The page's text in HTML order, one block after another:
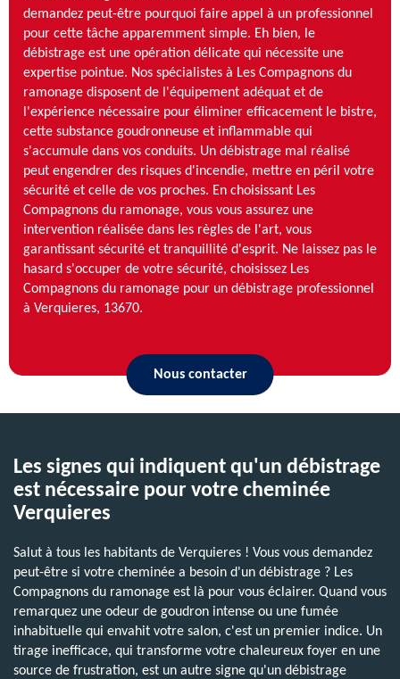
demandez peut-être pourquoi faire appel à un professionnel
pour cette tâche apparemment simple. Eh bien, le
débistrage est une opération délicate qui nécessite une
expertise pointue. Nos spécialistes à Les Compagnons du
ramonage disposent de l'équipement adéquat et de
l'expérience nécessaire pour éliminer efficacement le bistre,
cette substance goudronneuse et inflammable qui
s'accumule dans vos conduits. Un débistrage mal réalisé
peut engendrer des risques d'incendie, mettre en péril votre
sécurité et celle de vos proches. En choisissant Les
Compagnons du ramonage, vous vous assurez une
intervention réalisée dans les règles de l'art, vous
garantissant sécurité et tranquillité d'esprit. Ne laissez pas le
hasard s'occuper de votre sécurité, choisissez Les
Compagnons du ramonage pour un débistrage professionnel
à Verquieres, 13670.
Nous contacter
Les signes qui indiquent qu'un débistrage
est nécessaire pour votre cheminée
Verquieres
Salut à tous les habitants de Verquieres ! Vous vous demandez
peut-être si votre cheminée a besoin d'un débistrage ? Les
Compagnons du ramonage est là pour vous éclairer. Quand vous
remarquez une odeur de goudron intense ou une fumée
inhabituelle qui envahit votre salon, c'est un premier indice. Un
tirage inefficace, qui transforme votre chaleureux foyer en une
source de frustration, est un autre signe qu'un débistrage